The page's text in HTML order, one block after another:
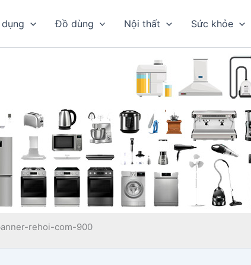
Đồ dùng Nội thất Sức khỏe
rehoi-com-900